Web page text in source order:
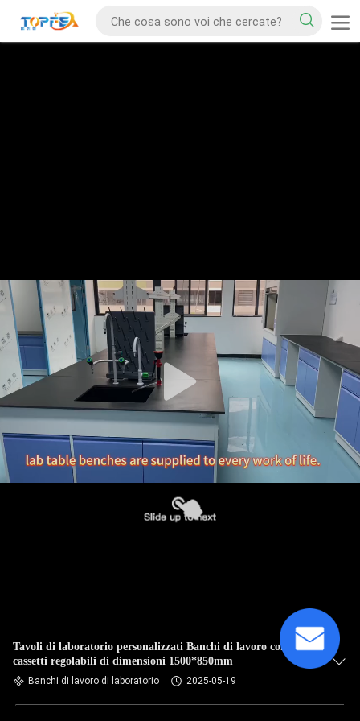
Tavoli di laboratorio personalizzati Banchi di lavoro con
cassetti regolabili di dimensioni 1500*850mm
Banchi di lavoro di laboratorio 2025-05-19